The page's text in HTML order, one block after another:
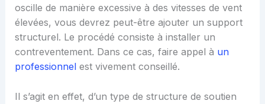
oscille de manière excessive à des vitesses de vent
élevées, vous devrez peut-être ajouter un support
structurel. Le procédé consiste à installer un
contreventement. Dans ce cas, faire appel à un
professionnelest vivement conseillé.
Il s’agit en effet, d’un type de structure de soutien